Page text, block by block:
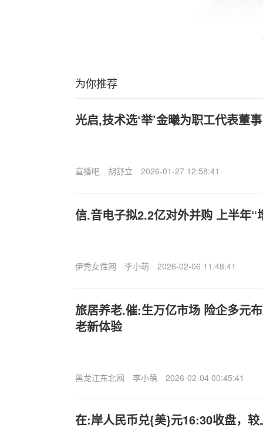
为你推荐
光启,技术选‘举’金曦为职工代表董事
直播吧 胡舒立 2026-01-27 12:58:41
信.音电子拟2.2亿对外并购 上半年“
伊秀女性网 李小萌 2026-02-06 11:48:41
旅居养老.催:生万亿市场 险企多元
老新体验
黑龙江东北网 李小萌 2026-02-04 00:45:41
在:岸人民币兑{美}元16:30收盘，